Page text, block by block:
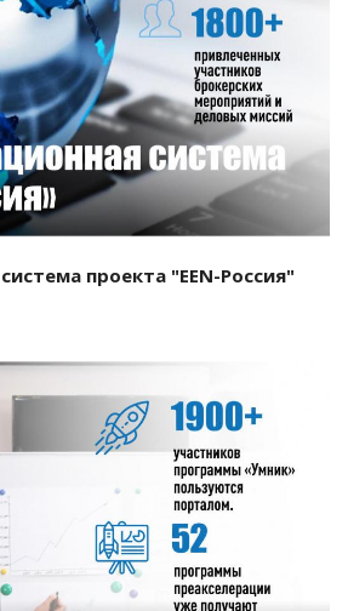
проект
проекта "EEN-Россия"
проект